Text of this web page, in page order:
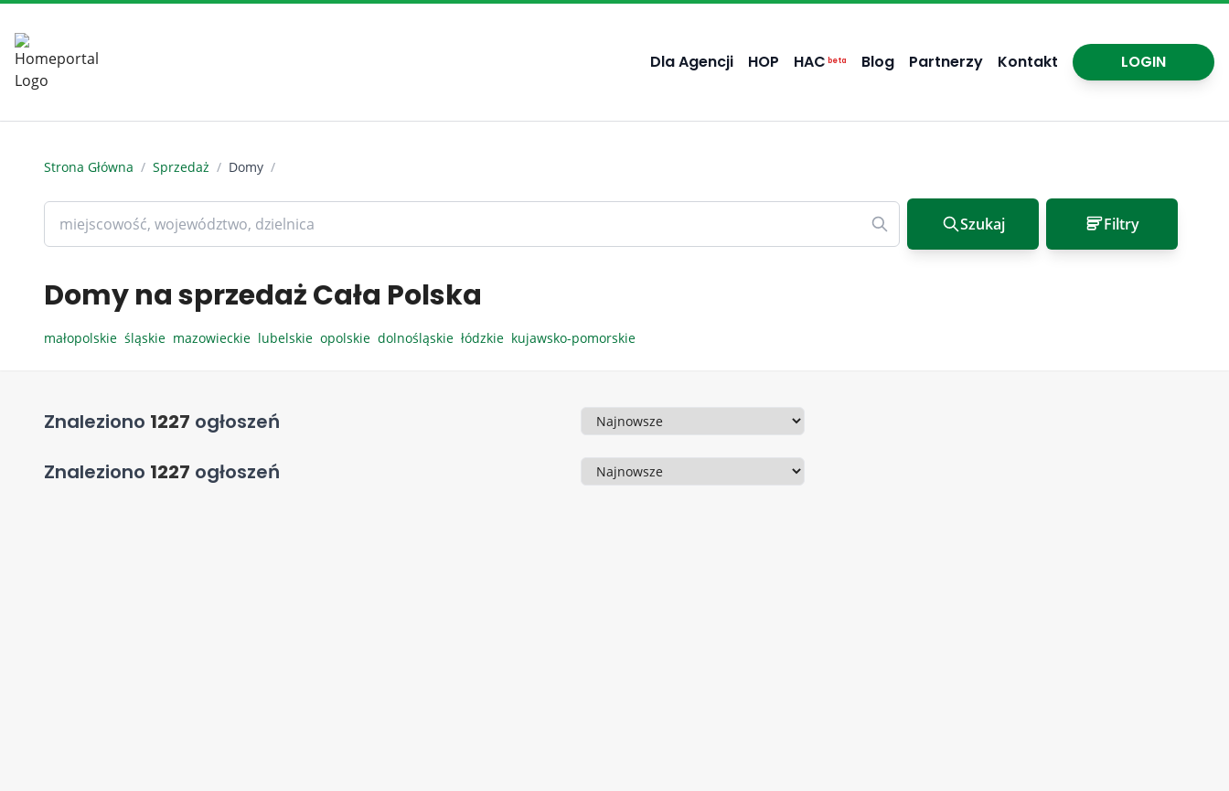
Dla Agencji HOP HAC beta Blog Partnerzy Kontakt LOGIN
Strona Główna / Sprzedaż / Domy /
Szukaj Filtry
Domy na sprzedaż Cała Polska
małopolskie śląskie mazowieckie lubelskie opolskie dolnośląskie łódzkie kujawsko-pomorskie
Znaleziono 1227 ogłoszeń Sortowanie
Znaleziono 1227 ogłoszeń Sortowanie